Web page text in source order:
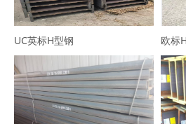
UC英标H型钢 欧标